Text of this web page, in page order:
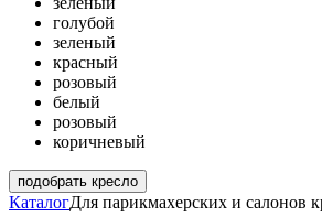
голубой
зеленый
красный
розовый
белый
розовый
коричневый
подобрать кресло
КаталогДля парикмахерских и салонов